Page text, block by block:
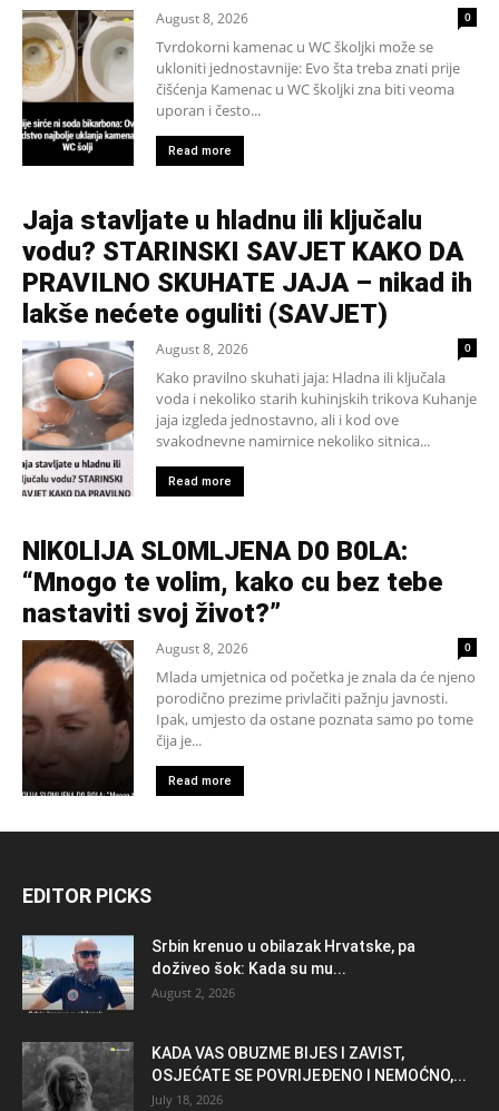
August 8, 2026 0
Tvrdokorni kamenac u WC školjki može se
ukloniti jednostavnije: Evo šta treba znati prije
čišćenja Kamenac u WC školjki zna biti veoma
uporan i često...
Read more
Jaja stavljate u hladnu ili ključalu
vodu? STARINSKI SAVJET KAKO DA
PRAVILNO SKUHATE JAJA – nikad ih
lakše nećete oguliti (SAVJET)
August 8, 2026 0
Kako pravilno skuhati jaja: Hladna ili ključala
voda i nekoliko starih kuhinjskih trikova Kuhanje
jaja izgleda jednostavno, ali i kod ove
svakodnevne namirnice nekoliko sitnica...
Read more
NlK0LlJA SL0MLJENA D0 B0LA:
“Mnogo te volim, kako cu bez tebe
nastaviti svoj život?”
August 8, 2026 0
Mlada umjetnica od početka je znala da će njeno
porodično prezime privlačiti pažnju javnosti.
Ipak, umjesto da ostane poznata samo po tome
čija je...
Read more
EDITOR PICKS
Srbin krenuo u obilazak Hrvatske, pa
doživeo šok: Kada su mu...
August 2, 2026
KADA VAS OBUZME BIJES I ZAVIST,
OSJEĆATE SE POVRIJEĐENO I NEMOĆNO,...
July 18, 2026